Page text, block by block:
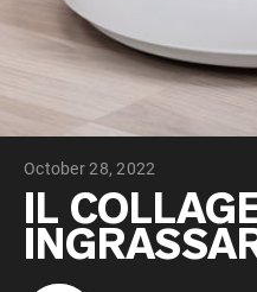
Whey al
Whey di
Siero di
Shop All
VEGAN PROTEIN
Proteina
October 28, 2022
IL